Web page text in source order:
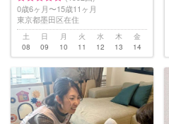
0歳6ヶ月〜15歳11ヶ月
東京都墨田区在住
土
08
日
09
月
10
火
11
水
12
木
13
金
14